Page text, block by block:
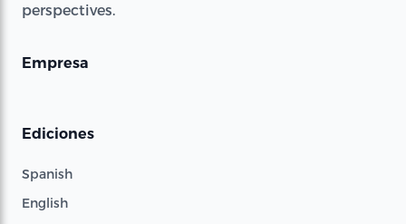
perspectives.
Empresa
Ediciones
Spanish
English